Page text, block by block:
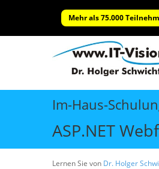
Mehr als 75.000
Im-Haus-
ASP.NET
Lernen Sie von Dr. Holger